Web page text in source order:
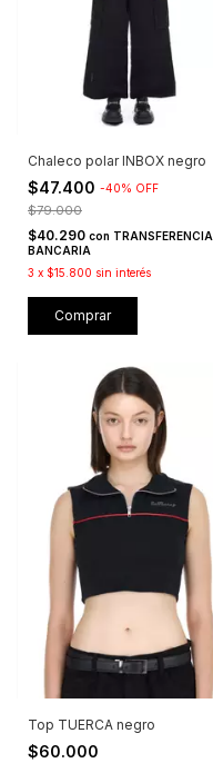
Chaleco polar INBOX negro
$47.400 -40% OFF
$79.000
$40.290 con TRANSFERENCIA
BANCARIA
3 x $15.800 sin interés
Comprar
Top TUERCA negro
$60.000